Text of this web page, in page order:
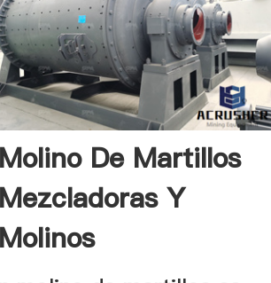
Molino De Martillos
Mezcladoras Y
Molinos